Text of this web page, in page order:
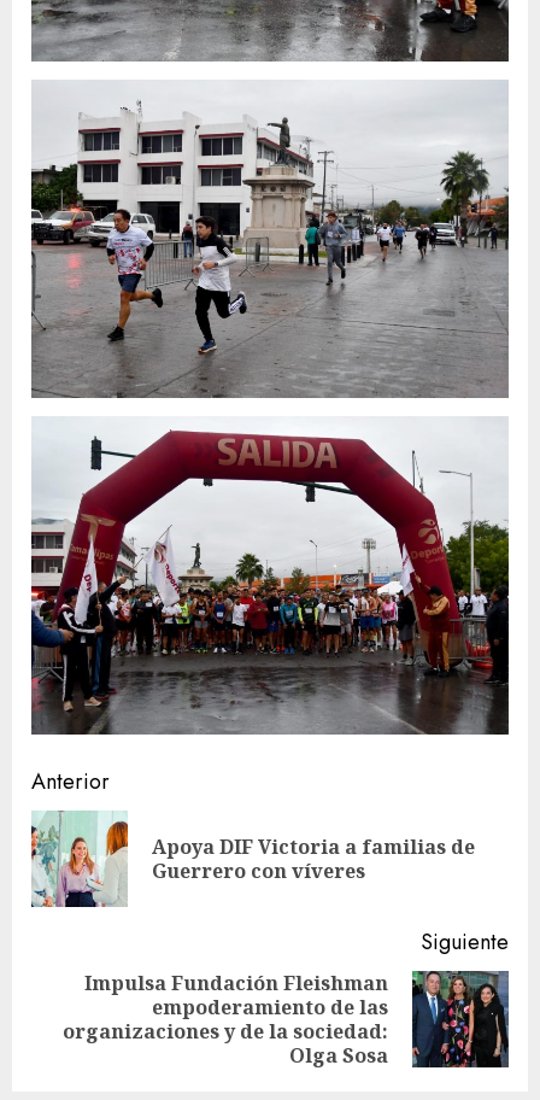
Sigue
leyendo
Anterior
Apoya DIF Victoria a familias de
Guerrero con víveres
Siguiente
entrada:
Impulsa Fundación Fleishman
empoderamiento de las
organizaciones y de la sociedad:
Olga Sosa